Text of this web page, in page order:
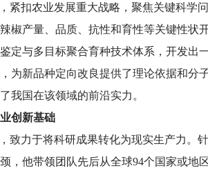
紧扣农业发展重大战略，聚焦关键科学
椒产量、品质、抗性和育性等关键性状
定与多目标聚合育种技术体系，开发出
为新品种定向改良提供了理论依据和分
我国在该领域的前沿实力。
创新基础
致力于将科研成果转化为现实生产力。
，他带领团队先后从全球94个国家或地